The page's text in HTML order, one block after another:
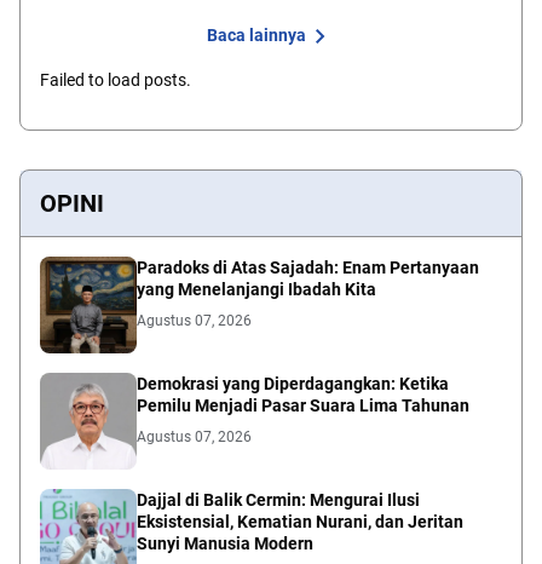
Baca lainnya
Failed to load posts.
OPINI
Paradoks di Atas Sajadah: Enam Pertanyaan
yang Menelanjangi Ibadah Kita
Agustus 07, 2026
Demokrasi yang Diperdagangkan: Ketika
Pemilu Menjadi Pasar Suara Lima Tahunan
Agustus 07, 2026
Dajjal di Balik Cermin: Mengurai Ilusi
Eksistensial, Kematian Nurani, dan Jeritan
Sunyi Manusia Modern